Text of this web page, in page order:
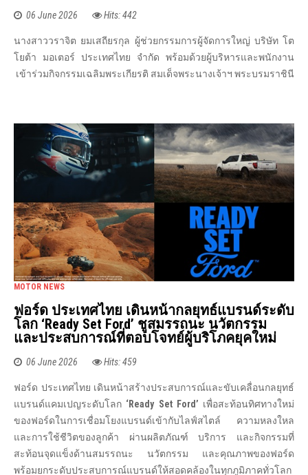
06 June 2026 Hits: 442
นางสาววราจิต ยมเสถียรกุล ผู้ช่วยกรรมการผู้จัดการใหญ่ บริษัท โต
โยต้า มอเตอร์ ประเทศไทย จำกัด พร้อมด้วยผู้บริหารและพนักงาน
เข้าร่วมกิจกรรมเฉลิมพระเกียรติ สมเด็จพระนางเจ้าฯ พระบรมราชินี
MOTOR NEWS
ฟอร์ด ประเทศไทย เดินหน้ากลยุทธ์แบรนด์ระดับ
โลก ‘Ready Set Ford’ ชูสมรรถนะ นวัตกรรม
และประสบการณ์ที่ตอบโจทย์ผู้บริโภคยุคใหม่
06 June 2026 Hits: 459
ฟอร์ด ประเทศไทย เดินหน้าสร้างประสบการณ์และขับเคลื่อนกลยุทธ์
แบรนด์แคมเปญระดับโลก ‘Ready Set Ford’ เพื่อสะท้อนทิศทางใหม่
ของฟอร์ดในการเชื่อมโยงแบรนด์เข้ากับไลฟ์สไตล์ ความหลงใหล
และการใช้ชีวิตของลูกค้า ผ่านผลิตภัณฑ์ บริการ และกิจกรรมที่
สะท้อนจุดแข็งด้านสมรรถนะ นวัตกรรม และคุณภาพของฟอร์ด
พร้อมยกระดับประสบการณ์แบรนด์ให้สอดคล้องในทุกภูมิภาคทั่วโลก